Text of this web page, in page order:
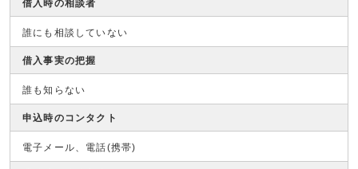
借入時の相談者
誰にも相談していない
借入事実の把握
誰も知らない
申込時のコンタクト
電子メール、電話(携帯)